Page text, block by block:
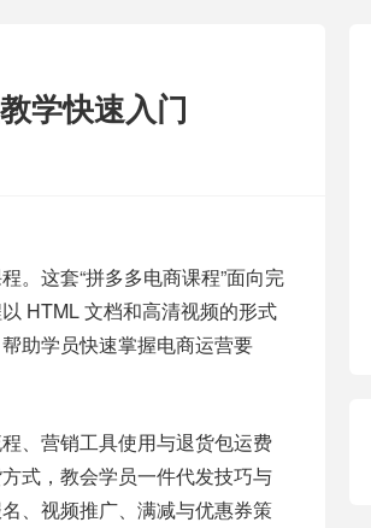
学快速入门
。这套“拼多多电商课程”面向完
HTML 文档和高清视频的形式
助学员快速掌握电商运营要
、营销工具使用与退货包运费
式，教会学员一件代发技巧与
、视频推广、满减与优惠券策